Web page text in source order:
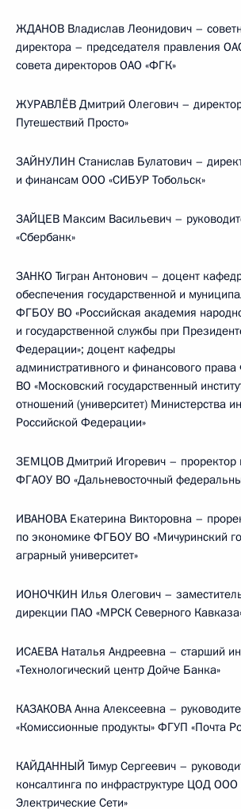
ЖДАНОВ Владислав Леонидович –
директора – председателя правления
совета директоров ОАО «ФГК»
ЖУРАВЛЁВ Дмитрий Олегович –
Путешествий Просто»
ЗАЙНУЛИН Станислав Булатович –
и финансам ООО «СИБУР Тобольск»
ЗАЙЦЕВ Максим Васильевич –
«Сбербанк»
ЗАНКО Тигран Антонович – доцент
обеспечения государственной и
ФГБОУ ВО «Российская академия
и государственной службы при
Федерации»; доцент кафедры
административного и финансового
ВО «Московский государственный
отношений (университет) Министерства
Российской Федерации»
ЗЕМЦОВ Дмитрий Игоревич – проректор
ФГАОУ ВО «Дальневосточный
ИВАНОВА Екатерина Викторовна –
по экономике ФГБОУ ВО «Мичуринский
аграрный университет»
ИОНОЧКИН Илья Олегович –
дирекции ПАО «МРСК Северного
ИСАЕВА Наталья Андреевна – старший
«Технологический центр Дойче Банка»
КАЗАКОВА Анна Алексеевна –
«Комиссионные продукты» ФГУП «Почта
КАЙДАННЫЙ Тимур Сергеевич –
консалтинга по инфраструктуре ЦОД
Электрические Сети»